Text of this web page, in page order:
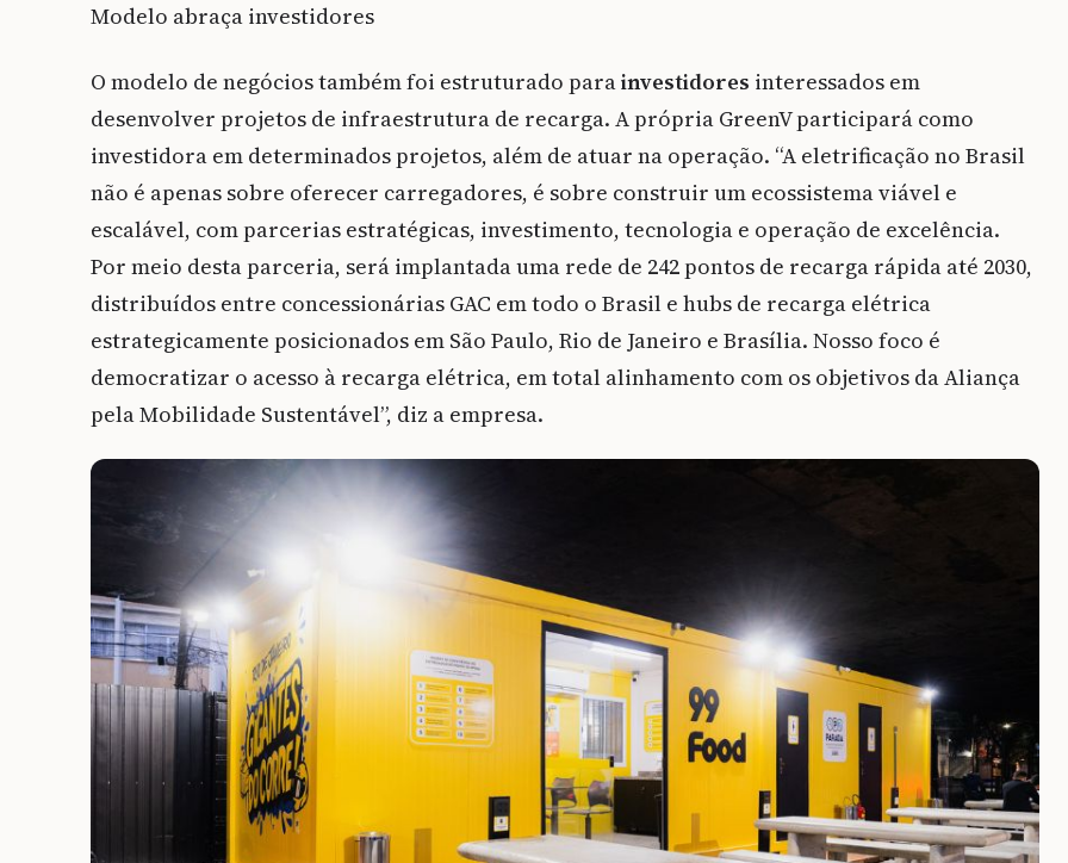
Modelo abraça investidores
O modelo de negócios também foi estruturado parainvestidores interessados em
desenvolver projetos de infraestrutura de recarga. A própria GreenV participará como
investidora em determinados projetos, além de atuar na operação. “A eletrificação no Brasil
não é apenas sobre oferecer carregadores, é sobre construir um ecossistema viável e
escalável, com parcerias estratégicas, investimento, tecnologia e operação de excelência.
Por meio desta parceria, será implantada uma rede de 242 pontos de recarga rápida até 2030,
distribuídos entre concessionárias GAC em todo o Brasil e hubs de recarga elétrica
estrategicamente posicionados em São Paulo, Rio de Janeiro e Brasília. Nosso foco é
democratizar o acesso à recarga elétrica, em total alinhamento com os objetivos da Aliança
pela Mobilidade Sustentável”, diz a empresa.